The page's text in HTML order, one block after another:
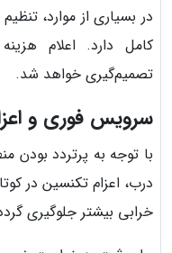
در بسیاری از موارد،
کامل دارد. اعلام
تصمیم‌گیری خواهد شد.
سرویس فوری و
با توجه به پرتردد بودن
درب، اعزام تکنسین در
خرابی بیشتر جلوگیری